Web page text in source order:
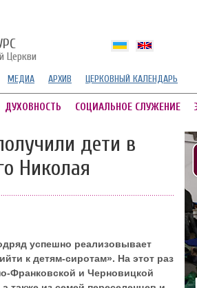
Церкви
МЕДИА АРХИВ ЦЕРКОВНЫЙ КАЛЕНДАРЬ
ДУХОВНОСТЬ СОЦИАЛЬНОЕ СЛУЖЕНИЕ
дети в
Николая
успешно реализовывает
к детям-сиротам». На этот раз
Франковской и Черновицкой